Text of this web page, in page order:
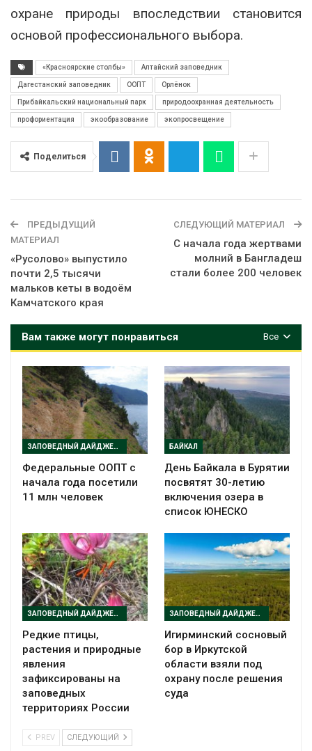
охране природы впоследствии становится
основой профессионального выбора.
«Красноярские столбы» Алтайский заповедник
Дагестанский заповедник ООПТ Орлёнок
Прибайкальский национальный парк природоохранная деятельность
профориентация экообразование экопросвещение
Поделиться
ПРЕДЫДУЩИЙ
МАТЕРИАЛ
«Русолово» выпустило
почти 2,5 тысячи
мальков кеты в водоём
Камчатского края
СЛЕДУЮЩИЙ МАТЕРИАЛ
С начала года жертвами
молний в Бангладеш
стали более 200 человек
Все
Вам также могут понравиться
ЗАПОВЕДНЫЙ ДАЙДЖЕСТ
Федеральные ООПТ с
начала года посетили
11 млн человек
БАЙКАЛ
День Байкала в Бурятии
посвятят 30-летию
включения озера в
список ЮНЕСКО
ЗАПОВЕДНЫЙ ДАЙДЖЕСТ
Редкие птицы,
растения и природные
явления
зафиксированы на
заповедных
территориях России
ЗАПОВЕДНЫЙ ДАЙДЖЕСТ
Игирминский сосновый
бор в Иркутской
области взяли под
охрану после решения
суда
PREV СЛЕДУЮЩИЙ